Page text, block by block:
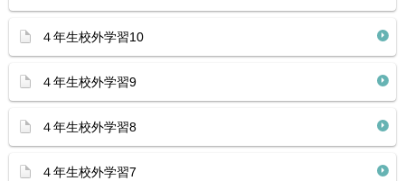
４年生校外学習10
４年生校外学習9
４年生校外学習8
４年生校外学習7